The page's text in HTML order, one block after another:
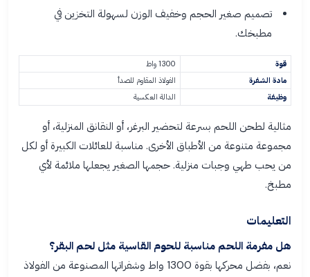
تصميم صغير الحجم وخفيف الوزن لسهولة التخزين في
مطبخك.
قوة
1300 واط
مادة الشفرة
الفولاذ المقاوم للصدأ
وظيفة
الدالة العكسية
مثالية لطحن اللحم بسرعة لتحضير البرغر، أو النقانق المنزلية، أو
مجموعة متنوعة من الأطباق الأخرى. مناسبة للعائلات الكبيرة أو لكل
من يحب طهي وجبات منزلية. حجمها الصغير يجعلها ملائمة لأي
مطبخ.
التعليمات
هل مفرمة اللحم مناسبة للحوم القاسية مثل لحم البقر؟
نعم، بفضل محركها بقوة 1300 واط وشفراتها المصنوعة من الفولاذ